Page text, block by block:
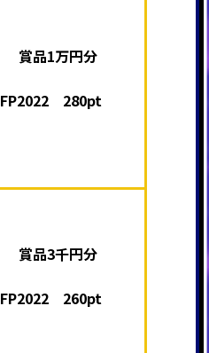
賞品1万円分
FP2022 280pt
賞品3千円分
FP2022 260pt